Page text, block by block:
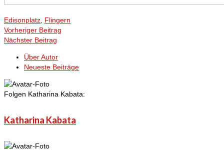
Edisonplatz Flingern
Vorheriger Beitrag
Nächster Beitrag
Über Autor
Neueste Beiträge
Folgen Katharina Kabata:
Katharina Kabata